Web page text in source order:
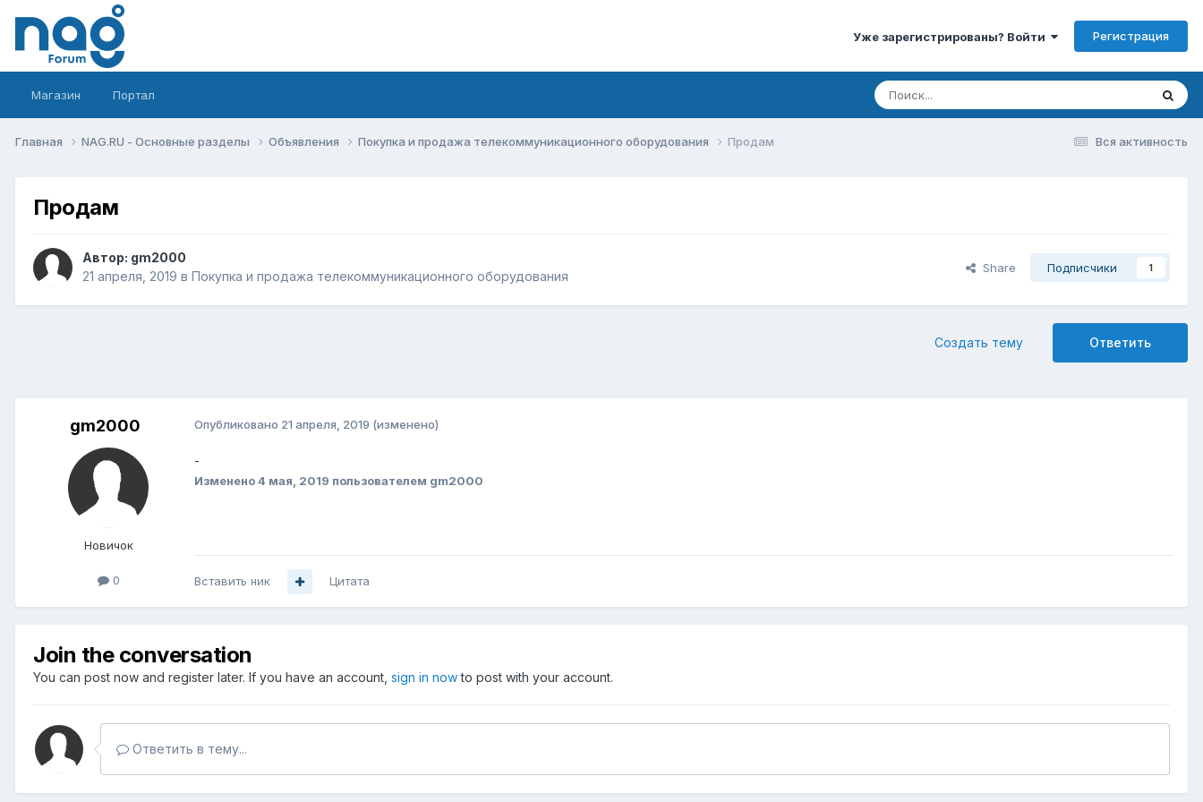
Уже зарегистрированы? Войти Регистрация
Магазин Портал
Вся активность
Главная NAG.RU - Основные разделы Объявления Покупка и продажа телекоммуникационного оборудования Продам
Продам
Автор: gm2000
21 апреля, 2019 в Покупка и продажа телекоммуникационного оборудования
Share Подписчики 1
Ответить
Создать тему
gm2000
Новичок
0
Опубликовано 21 апреля, 2019 (изменено)
-
Изменено4 мая, 2019 пользователем gm2000
Вставить ник Цитата
Join the conversation
You can post now and register later. If you have an account, sign in nowto post with your account.
Ответить в тему...